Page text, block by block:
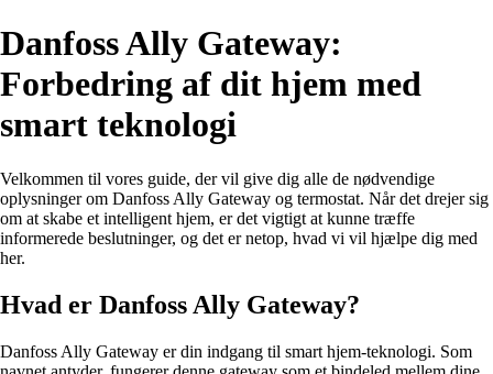
Danfoss Ally Gateway:
Forbedring af dit hjem med
smart teknologi
Velkommen til vores guide, der vil give dig alle de nødvendige
oplysninger om Danfoss Ally Gateway og termostat. Når det drejer sig
om at skabe et intelligent hjem, er det vigtigt at kunne træffe
informerede beslutninger, og det er netop, hvad vi vil hjælpe dig med
her.
Hvad er Danfoss Ally Gateway?
Danfoss Ally Gateway er din indgang til smart hjem-teknologi. Som